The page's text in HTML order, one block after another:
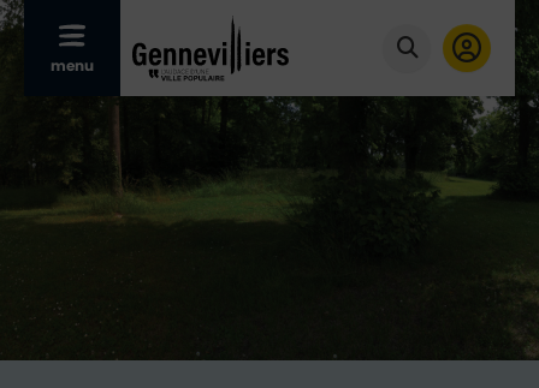
Afficher le menu mobile
menu Cliquer